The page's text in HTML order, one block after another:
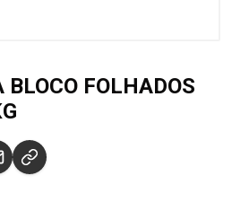
FOLHADOS